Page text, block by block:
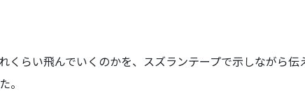
らい飛んでいくのかを、スズランテープで示しながら伝
。